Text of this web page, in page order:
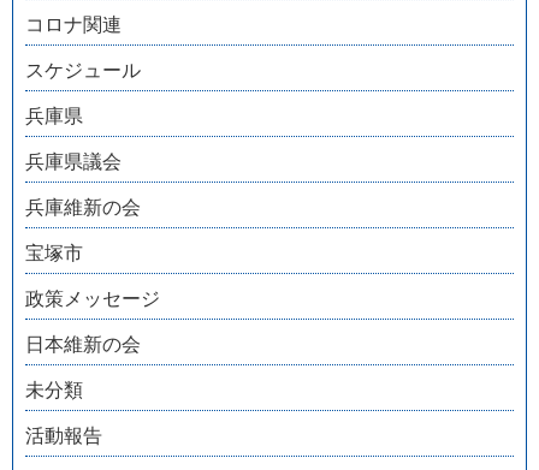
コロナ関連
スケジュール
兵庫県
兵庫県議会
兵庫維新の会
宝塚市
政策メッセージ
日本維新の会
未分類
活動報告